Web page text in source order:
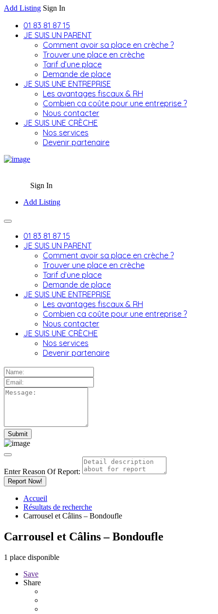
Add Listing Sign In
01 83 81 87 15
JE SUIS UN PARENT
Comment avoir sa place en crèche ?
Trouver une place en crèche
Tarif d’une place
Demande de place
JE SUIS UNE ENTREPRISE
Les avantages fiscaux & RH
Combien ça coûte pour une entreprise ?
Nous contacter
JE SUIS UNE CRÈCHE
Nos services
Devenir partenaire
Sign In
Add Listing
01 83 81 87 15
JE SUIS UN PARENT
Comment avoir sa place en crèche ?
Trouver une place en crèche
Tarif d’une place
Demande de place
JE SUIS UNE ENTREPRISE
Les avantages fiscaux & RH
Combien ça coûte pour une entreprise ?
Nous contacter
JE SUIS UNE CRÈCHE
Nos services
Devenir partenaire
Enter Reason Of Report:
Report Now!
Accueil
Résultats de recherche
Carrousel et Câlins – Bondoufle
Carrousel et Câlins – Bondoufle
1 place disponible
Save
Share